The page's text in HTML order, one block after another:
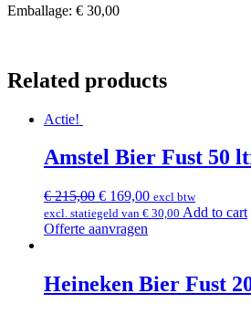
Emballage: € 30,00
Related products
Actie!
Amstel Bier Fust 50
€215,00 € 169,00 excl btw
excl. statiegeld van € 30,00 Add to cart
Offerte aanvragen
Heineken Bier Fust